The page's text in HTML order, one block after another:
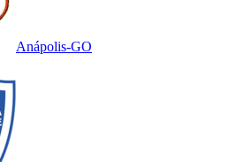
Anápolis-GO